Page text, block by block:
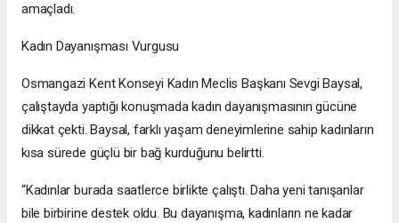
amaçladı.
Kadın Dayanışması Vurgusu
Osmangazi Kent Konseyi Kadın Meclis Başkanı Sevgi Baysal,
çalıştayda yaptığı konuşmada kadın dayanışmasının gücüne
dikkat çekti. Baysal, farklı yaşam deneyimlerine sahip kadınların
kısa sürede güçlü bir bağ kurduğunu belirtti.
“Kadınlar burada saatlerce birlikte çalıştı. Daha yeni tanışanlar
bile birbirine destek oldu. Bu dayanışma, kadınların ne kadar